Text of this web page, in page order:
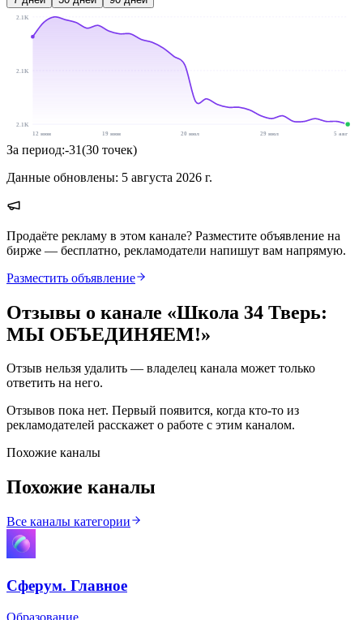
2.1K
2.1K
2.1K
12 июн
19 июн 20 июл 29 июл 5 авг
За период:-31(30 точек)
Данные обновлены: 5 августа 2026 г.
Продаёте рекламу в этом канале? Разместите объявление на
бирже — бесплатно, рекламодатели напишут вам напрямую.
Разместить объявление
Отзывы о канале «Школа 34 Тверь:
МЫ ОБЪЕДИНЯЕМ!»
Отзыв нельзя удалить — владелец канала может только
ответить на него.
Отзывов пока нет. Первый появится, когда кто-то из
рекламодателей расскажет о работе с этим каналом.
Похожие каналы
Похожие каналы
Все каналы категории
Сферум. Главное
Образование